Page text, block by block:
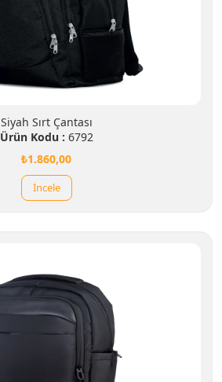
Siyah Sırt Çantası
Ürün Kodu : 6792
₺1.860,00
İncele